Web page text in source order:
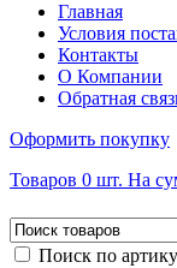
Главная
Условия
Контакты
О Компании
Обратная
Оформить покупку
Товаров 0 шт. На
Поиск по